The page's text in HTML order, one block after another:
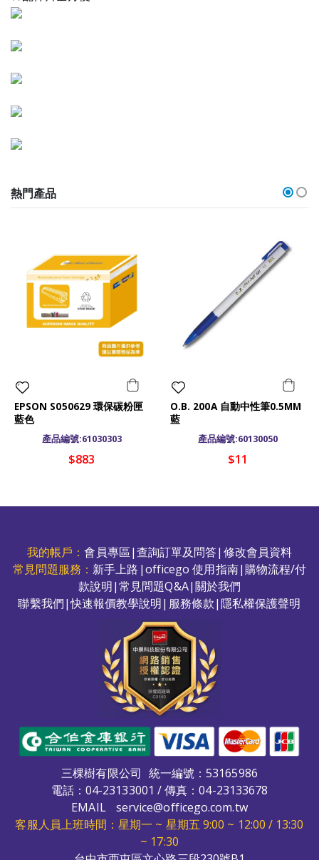
熱門產品
EPSON S050629 環保碳粉匣
藍色
產品編號:61030303
$883
O.B. 200A 自動中性筆0.5MM
藍
產品編號:60130050
$11
我的帳戶：會員專區|查詢訂單及問答| 修改會員資料
常見問題服務： 新手上路 |officego 使用指南|購物流程/付
款說明|常見問題Q&A|關於我們
聯繫我們|快速報價教學說明| 服務條款|隱私權保護聲明
三棵樹有限公司 統一編號：53165986
電話： 04-23133001 / 傳真：04-23133678
EMAIL
service@officego.com.tw
客服人員上班時間：星期一 ~ 星期五 9:00 ~ 12:00 / 13:30
~ 17:30